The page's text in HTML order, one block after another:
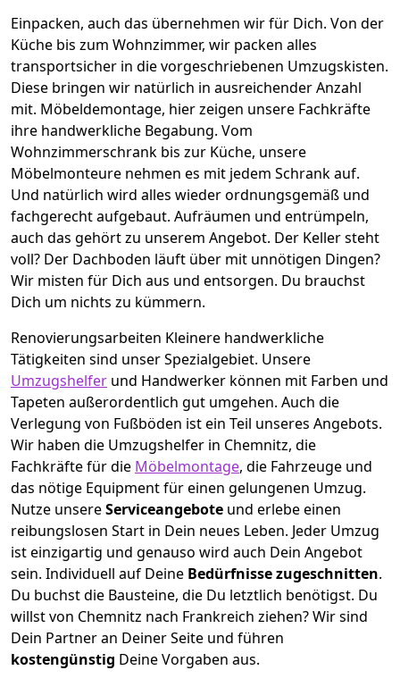
Einpacken, auch das übernehmen wir für Dich. Von der
Küche bis zum Wohnzimmer, wir packen alles
transportsicher in die vorgeschriebenen Umzugskisten.
Diese bringen wir natürlich in ausreichender Anzahl
mit. Möbeldemontage, hier zeigen unsere Fachkräfte
ihre handwerkliche Begabung. Vom
Wohnzimmerschrank bis zur Küche, unsere
Möbelmonteure nehmen es mit jedem Schrank auf.
Und natürlich wird alles wieder ordnungsgemäß und
fachgerecht aufgebaut. Aufräumen und entrümpeln,
auch das gehört zu unserem Angebot. Der Keller steht
voll? Der Dachboden läuft über mit unnötigen Dingen?
Wir misten für Dich aus und entsorgen. Du brauchst
Dich um nichts zu kümmern.
Renovierungsarbeiten Kleinere handwerkliche
Tätigkeiten sind unser Spezialgebiet. Unsere
Umzugshelfer und Handwerker können mit Farben und
Tapeten außerordentlich gut umgehen. Auch die
Verlegung von Fußböden ist ein Teil unseres Angebots.
Wir haben die Umzugshelfer in Chemnitz, die
Fachkräfte für die Möbelmontage, die Fahrzeuge und
das nötige Equipment für einen gelungenen Umzug.
Nutze unsereServiceangebote und erlebe einen
reibungslosen Start in Dein neues Leben. Jeder Umzug
ist einzigartig und genauso wird auch Dein Angebot
sein. Individuell auf Deine Bedürfnisse zugeschnitten.
Du buchst die Bausteine, die Du letztlich benötigst. Du
willst von Chemnitz nach Frankreich ziehen? Wir sind
Dein Partner an Deiner Seite und führen
kostengünstig Deine Vorgaben aus.